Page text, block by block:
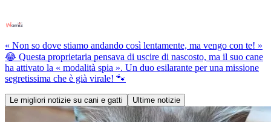
« Non so dove stiamo andando così lentamente, ma vengo con te! »
😂 Questa proprietaria pensava di uscire di nascosto, ma il suo cane
ha attivato la « modalità spia ». Un duo esilarante per una missione
segretissima che è già virale! 🐾
Le migliori notizie su cani e gatti Ultime notizie